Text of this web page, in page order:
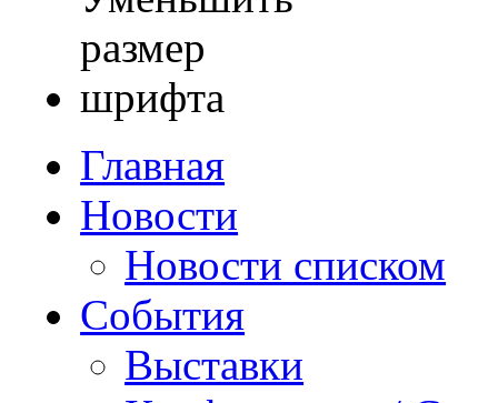
Главная
Новости
Новости списком
События
Выставки